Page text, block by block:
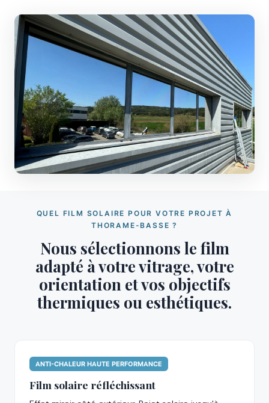
QUEL FILM SOLAIRE POUR VOTRE PROJET À
THORAME-BASSE ?
Nous sélectionnons le film
adapté à votre vitrage, votre
orientation et vos objectifs
thermiques ou esthétiques.
ANTI-CHALEUR HAUTE PERFORMANCE
Film solaire réfléchissant